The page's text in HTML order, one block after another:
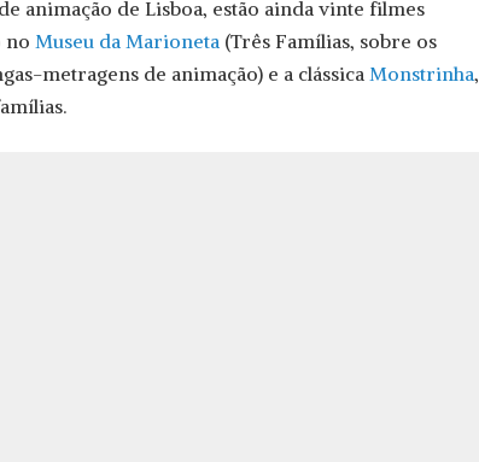
animação de Lisboa, estão ainda vinte filmes
no Museu da Marioneta (Três Famílias, sobre os
metragens de animação) e a clássica Monstrinha,